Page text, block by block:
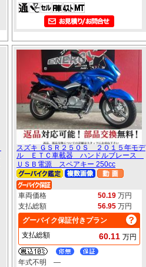
スズキ ＧＳＲ２５０Ｓ ２０１５年モデ
ル ＥＴＣ車載器 ハンドルブレース
ＵＳＢ電源 スペアキー 250cc
車両価格 50.19 万円
支払総額
56.95 万円
グーバイク保証付きプラン
支払総額
60.11 万円
年式不明 ―